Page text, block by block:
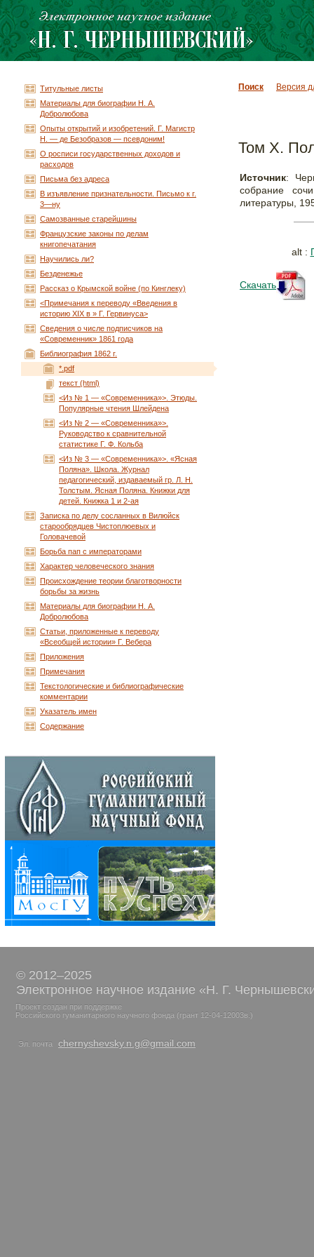
Титульные листы
Материалы для биографии Н. А.
Добролюбова
Опыты открытий и изобретений. Г. Магистр
Н. — де Безобразов — псевдоним!
О росписи государственных доходов и
расходов
Письма без адреса
В изъявление признательности. Письмо к г.
3—ну
Самозванные старейшины
Французские законы по делам
книгопечатания
Научились ли?
Безденежье
Рассказ о Крымской войне (по Кинглеку)
<Примечания к переводу «Введения в
историю XIX в » Г. Гервинуса>
Сведения о числе подписчиков на
«Современник» 1861 года
Библиография 1862 г.
*.pdf
текст (html)
<Из № 1 — «Современника»>. Этюды.
Популярные чтения Шлейдена
<Из № 2 — «Современника»>.
Руководство к сравнительной
статистике Г. Ф. Кольба
<Из № 3 — «Современника»>. «Ясная
Поляна». Школа. Журнал
педагогический, издаваемый гр. Л. Н.
Толстым. Ясная Поляна. Книжки для
детей. Книжка 1 и 2-ая
Записка по делу сосланных в Вилюйск
старообрядцев Чистоплюевых и
Головачевой
Борьба пап с императорами
Характер человеческого знания
Происхождение теории благотворности
борьбы за жизнь
Материалы для биографии Н. А.
Добролюбова
Статьи, приложенные к переводу
«Всеобщей истории» Г. Вебера
Приложения
Примечания
Текстологические и библиографические
комментарии
Указатель имен
Содержание
Поиск Версия
Том X.
Источник:
собрание
литературы,
alt :
Скачать
© 2012–2025
Электронное научное издание «Н. Г.
Проект создан при поддержке
Российского гуманитарного научного фонда (грант 12-04-12003в.)
Эл. почта chernyshevsky.n.g@gmail.com